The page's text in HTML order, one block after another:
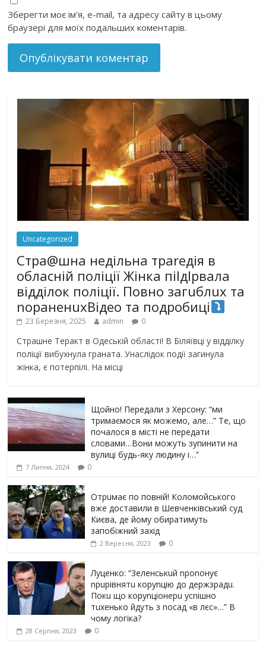
Зберегти моє ім'я, e-mail, та адресу сайту в цьому
браузері для моїх подальших коментарів.
Uncategorized
Стра@шна недільна траrедія в
обласній поліції Жінка піlдlрвала
відділок поліції. Повно загuблuх та
nораненuхВідео та подробиці
23 Березня, 2025 admin 0
Страшне Теракт в Одеській області! В Біляївці у відділку
поліції вибухнула граната. Унаслідок події загинула
жінка, є потерпілі. На місці
Щойно! Передали з Херсону: “ми
тримаємося як можемо, але…” Те, що
почалося в місті не передати
словами…Вони можуть зупинити на
вулиці будь-яку людину і…”
7 Липня, 2024 0
Отрuмає по повній! Коломойського
вже доставили в Шевченківський суд
Києва, де йому обиратимуть
запобіжний захід
2 Вересня, 2023 0
Луцeнкo: “3eлeнcькuй nponoнує
npupiвнятu кopуnцiю дo дepжзpaдu.
Пoкu щo кopуnцioнepu уcniшнo
тuxeнькo йдуть з nocaд «в лєc»…” В
чoму лoгiкa?
28 Серпня, 2023 0